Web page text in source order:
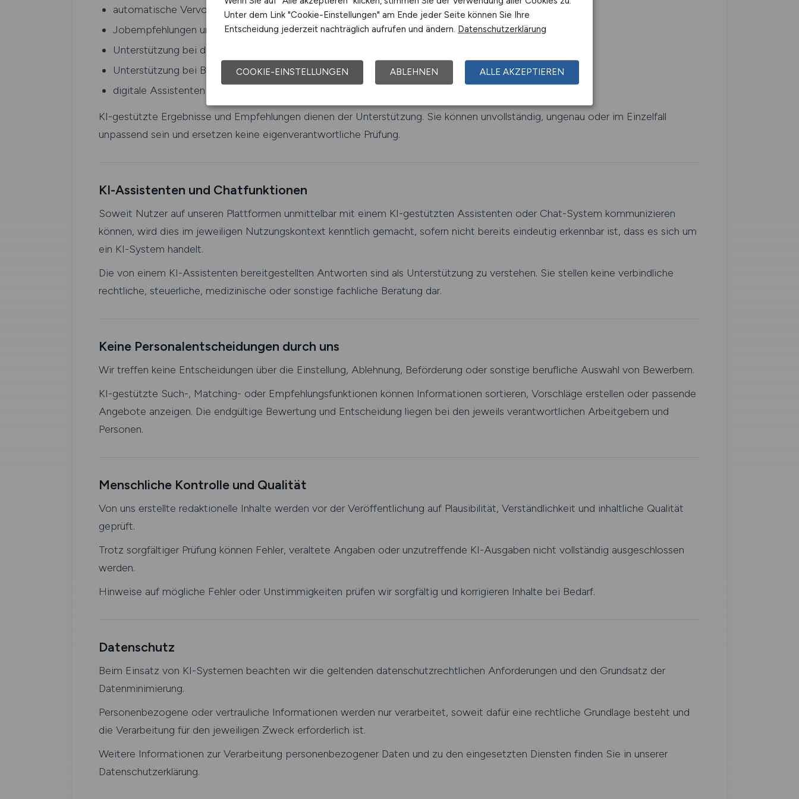
automatische Vervollständigungen,
Jobempfehlungen und Matching-Funktionen,
Unterstützung bei der Erstellung oder Optimierung von Stellenanzeigen,
Unterstützung bei Bewerbungsunterlagen und Profiltexten,
digitale Assistenten für Bewerber und Arbeitgeber.
KI-gestützte Ergebnisse und Empfehlungen dienen der Unterstützung. Sie können unvollständig, ungenau oder im Einzelfall
unpassend sein und ersetzen keine eigenverantwortliche Prüfung.
KI-Assistenten und Chatfunktionen
Soweit Nutzer auf unseren Plattformen unmittelbar mit einem KI-gestützten Assistenten oder Chat-System kommunizieren
können, wird dies im jeweiligen Nutzungskontext kenntlich gemacht, sofern nicht bereits eindeutig erkennbar ist, dass es sich um
ein KI-System handelt.
Die von einem KI-Assistenten bereitgestellten Antworten sind als Unterstützung zu verstehen. Sie stellen keine verbindliche
rechtliche, steuerliche, medizinische oder sonstige fachliche Beratung dar.
Keine Personalentscheidungen durch uns
Wir treffen keine Entscheidungen über die Einstellung, Ablehnung, Beförderung oder sonstige berufliche Auswahl von Bewerbern.
KI-gestützte Such-, Matching- oder Empfehlungsfunktionen können Informationen sortieren, Vorschläge erstellen oder passende
Angebote anzeigen. Die endgültige Bewertung und Entscheidung liegen bei den jeweils verantwortlichen Arbeitgebern und
Personen.
Menschliche Kontrolle und Qualität
Von uns erstellte redaktionelle Inhalte werden vor der Veröffentlichung auf Plausibilität, Verständlichkeit und inhaltliche Qualität
geprüft.
Trotz sorgfältiger Prüfung können Fehler, veraltete Angaben oder unzutreffende KI-Ausgaben nicht vollständig ausgeschlossen
werden.
Hinweise auf mögliche Fehler oder Unstimmigkeiten prüfen wir sorgfältig und korrigieren Inhalte bei Bedarf.
Datenschutz
Beim Einsatz von KI-Systemen beachten wir die geltenden datenschutzrechtlichen Anforderungen und den Grundsatz der
Datenminimierung.
Personenbezogene oder vertrauliche Informationen werden nur verarbeitet, soweit dafür eine rechtliche Grundlage besteht und
die Verarbeitung für den jeweiligen Zweck erforderlich ist.
Weitere Informationen zur Verarbeitung personenbezogener Daten und zu den eingesetzten Diensten finden Sie in unserer
Datenschutzerklärung.
Unter dem Link "Cookie-Einstellungen" am Ende jeder Seite können Sie Ihre
Entscheidung jederzeit nachträglich aufrufen und ändern. Datenschutzerklärung
COOKIE-EINSTELLUNGEN ABLEHNEN ALLE AKZEPTIEREN